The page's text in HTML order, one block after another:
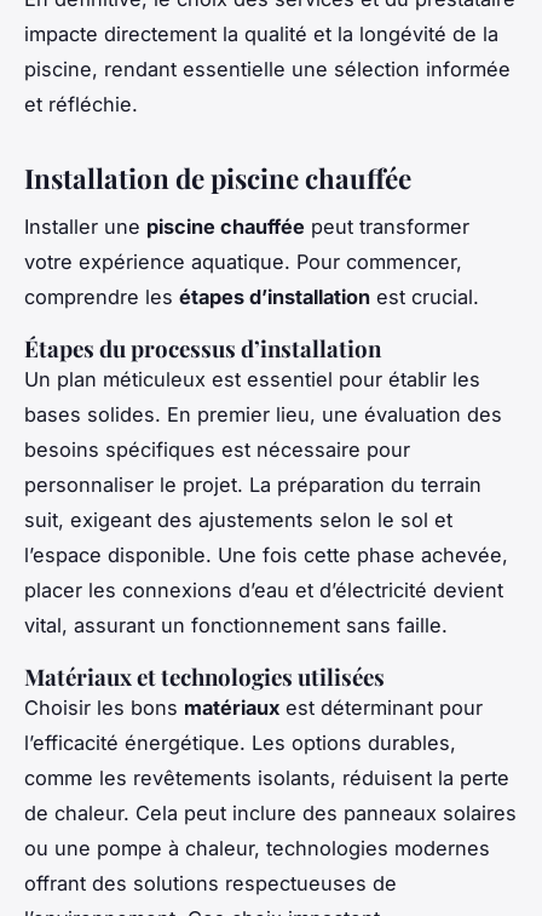
impacte directement la qualité et la longévité de la
piscine, rendant essentielle une sélection informée
et réfléchie.
Installation de piscine chauffée
Installer une piscine chauffée peut transformer
votre expérience aquatique. Pour commencer,
comprendre les étapes d’installation est crucial.
Étapes du processus d’installation
Un plan méticuleux est essentiel pour établir les
bases solides. En premier lieu, une évaluation des
besoins spécifiques est nécessaire pour
personnaliser le projet. La préparation du terrain
suit, exigeant des ajustements selon le sol et
l’espace disponible. Une fois cette phase achevée,
placer les connexions d’eau et d’électricité devient
vital, assurant un fonctionnement sans faille.
Matériaux et technologies utilisées
Choisir les bons matériaux est déterminant pour
l’efficacité énergétique. Les options durables,
comme les revêtements isolants, réduisent la perte
de chaleur. Cela peut inclure des panneaux solaires
ou une pompe à chaleur, technologies modernes
offrant des solutions respectueuses de